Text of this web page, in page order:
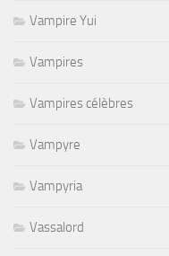
Vampire Yui
Vampires
Vampires célèbres
Vampyre
Vampyria
Vassalord